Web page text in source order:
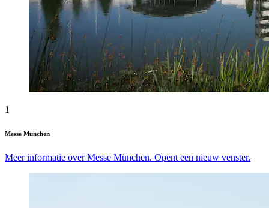
1
Messe München
Meer informatie over Messe München. Opent een nieuw venster.